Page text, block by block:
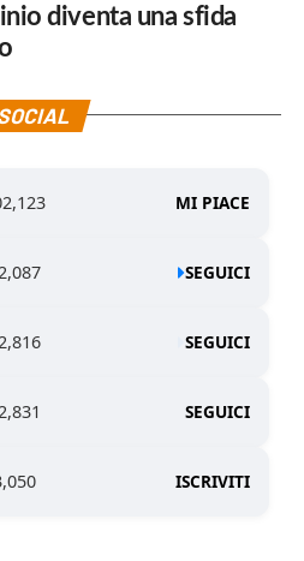
diventa una sfida
MI PIACE
2,087 SEGUICI
2,816 SEGUICI
2,831 SEGUICI
ISCRIVITI